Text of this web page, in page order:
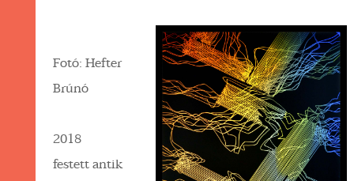
Fotó: Hefter
Brúnó
2018
festett antik